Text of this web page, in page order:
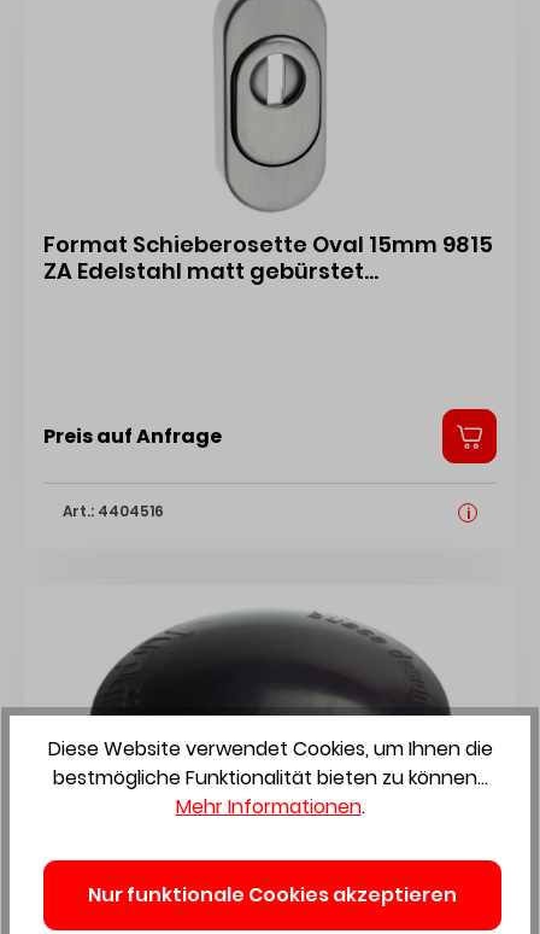
Format Schieberosette Oval 15mm 9815
ZA Edelstahl matt gebürstet
Preis auf Anfrage
Art.: 4404516 i
HSI Türpuffer Bummsinchen 10x40mm
Kunststoff Weiss
Diese Website verwendet Cookies, um Ihnen die
bestmögliche Funktionalität bieten zu können...
Mehr Informationen.
Nur funktionale Cookies akzeptieren